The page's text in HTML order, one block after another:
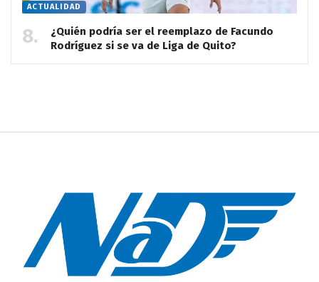
ACTUALIDAD
¿Quién podría ser el reemplazo de Facundo
Rodríguez si se va de Liga de Quito?